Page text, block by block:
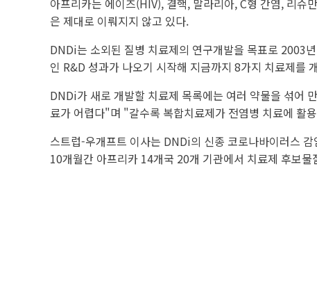
아프리카는 에이즈(HIV), 결핵, 말라리아, C형 간염, 리슈
은 제대로 이뤄지지 않고 있다.
DNDi는 소외된 질병 치료제의 연구개발을 목표로 2003
인 R&D 성과가 나오기 시작해 지금까지 8가지 치료제를
DNDi가 새로 개발할 치료제 목록에는 여러 약물을 섞어
료가 어렵다"며 "갈수록 복합치료제가 전염병 치료에 활
스트럽-우개프트 이사는 DNDi의 신종 코로나바이러스
10개월간 아프리카 14개국 20개 기관에서 치료제 후보